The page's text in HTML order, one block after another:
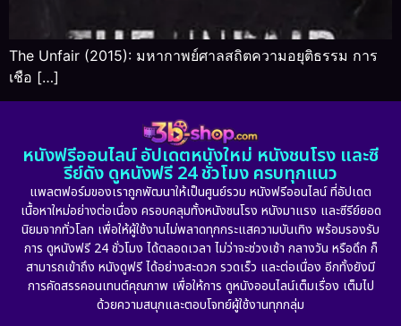
The Unfair (2015): มหากาพย์ศาลสถิตความอยุติธรรม การ
เชือ […]
หนังฟรีออนไลน์ อัปเดตหนังใหม่ หนังชนโรง และซี
รีย์ดัง ดูหนังฟรี 24 ชั่วโมง ครบทุกแนว
แพลตฟอร์มของเราถูกพัฒนาให้เป็นศูนย์รวม หนังฟรีออนไลน์ ที่อัปเดต
เนื้อหาใหม่อย่างต่อเนื่อง ครอบคลุมทั้งหนังชนโรง หนังมาแรง และซีรีย์ยอด
นิยมจากทั่วโลก เพื่อให้ผู้ใช้งานไม่พลาดทุกกระแสความบันเทิง พร้อมรองรับ
การ ดูหนังฟรี 24 ชั่วโมง ได้ตลอดเวลา ไม่ว่าจะช่วงเช้า กลางวัน หรือดึก ก็
สามารถเข้าถึง หนังดูฟรี ได้อย่างสะดวก รวดเร็ว และต่อเนื่อง อีกทั้งยังมี
การคัดสรรคอนเทนต์คุณภาพ เพื่อให้การ ดูหนังออนไลน์เต็มเรื่อง เต็มไป
ด้วยความสนุกและตอบโจทย์ผู้ใช้งานทุกกลุ่ม